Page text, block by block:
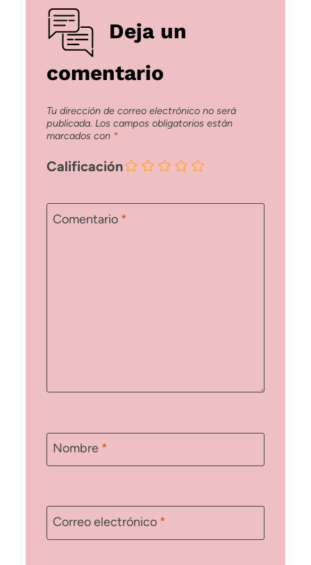
Deja un
comentario
Tu dirección de correo electrónico no será
publicada. Los campos obligatorios están
marcados con *
Calificación
Comentario *
Nombre *
Correo electrónico *